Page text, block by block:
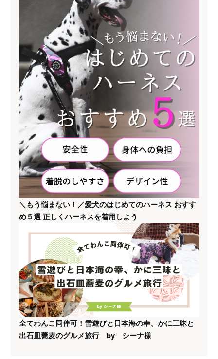
＼もう悩まない！／愛犬のはじめてのハーネス おすす
め５選 正しくハーネスを着用しよう
全てわんこ同伴可！雪遊びと日本海の幸、かに三昧と
出石皿蕎麦のグルメ旅行 by シーナ様